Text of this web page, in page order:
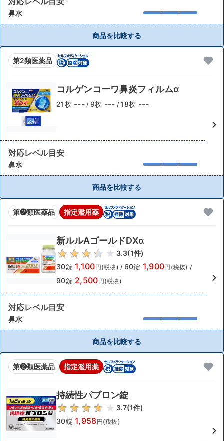
鼻水
商品を比較する
第2類医薬品
コルゲンコーワ鼻炎フィルムα
21枚 --- / 9枚 --- / 18枚 ---
対応レベル目安
鼻水
商品を比較する
第❷類医薬品 指定濫用薬
新ルルAゴールドDXα
3.3(1件)
30錠 1,100円(税抜) / 60錠 1,900円(税抜) /
90錠 2,500円(税抜)
対応レベル目安
鼻水
商品を比較する
第❷類医薬品 指定濫用薬
持続性パブロン錠
3.7(1件)
30錠 1,958円(税抜)